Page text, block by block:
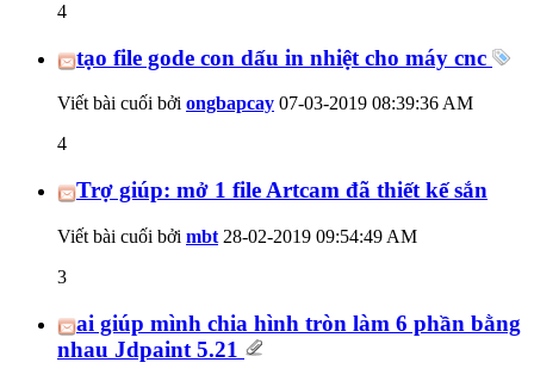
4
tạo file gode con dấu in nhiệt cho máy cnc
Viết bài cuối bởi ongbapcay 07-03-2019 08:39:36 AM
4
Trợ giúp: mở 1 file Artcam đã thiết kế sắn
Viết bài cuối bởi mbt 28-02-2019 09:54:49 AM
3
ai giúp mình chia hình tròn làm 6 phần bằng
nhau Jdpaint 5.21